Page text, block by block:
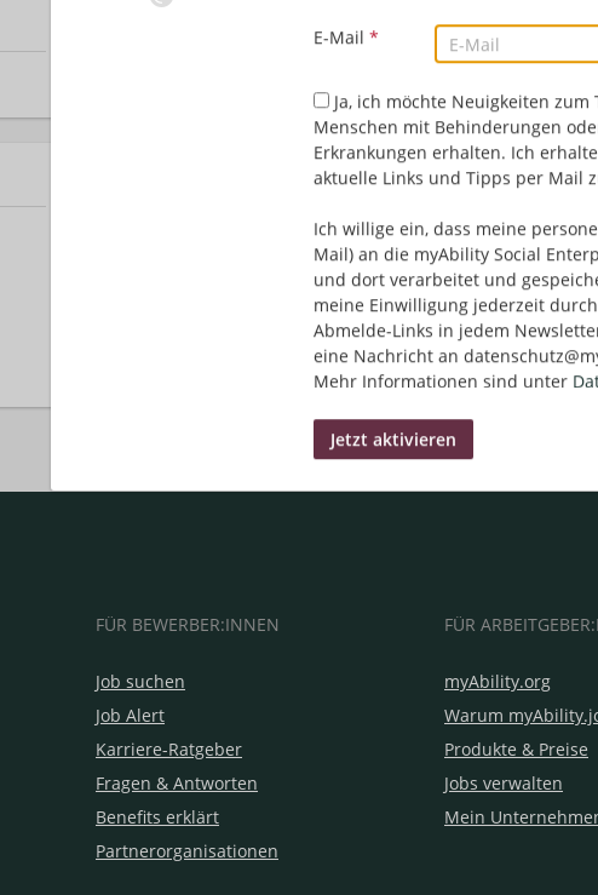
E-Mail *
Ja, ich möchte Neuigkeiten
Menschen mit Behinderungen
Erkrankungen erhalten. Ich
aktuelle Links und Tipps per Mail
Ich willige ein, dass meine
Mail) an die myAbility Social
und dort verarbeitet und
meine Einwilligung jederzeit
Abmelde-Links in jedem
eine Nachricht an
Mehr Informationen sind unter
Leider keine
Neue
FÜR BEWERBER:INNEN
Job suchen
Job Alert
Karriere-Ratgeber
Fragen & Antworten
Benefits erklärt
Partnerorganisationen
FÜR
myAbility.org
Warum
Produkte & Preise
Jobs verwalten
Mein